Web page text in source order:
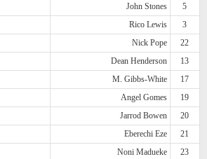
John Stones
5
Rico Lewis
3
Nick Pope
22
Dean Henderson
13
M. Gibbs-White
17
Angel Gomes
19
Jarrod Bowen
20
Eberechi Eze
21
Noni Madueke 23